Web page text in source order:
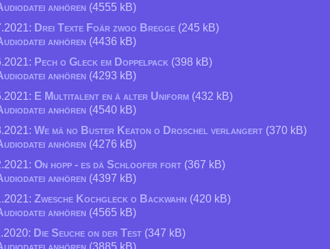
anhören (4555 kB)
Drei Texte Foär zwoo Bregge (245 kB)
anhören (4436 kB)
Pech o Gleck em Doppelpack (398 kB)
anhören (4293 kB)
E Multitalent en ä alter Uniform (432 kB)
anhören (4540 kB)
We mä no Buster Keaton o Droschel verlangert (370 kB)
anhören (4276 kB)
On hopp - es dä Schloofer fort (367 kB)
anhören (4397 kB)
Zwesche Kochgleck o Backwahn (420 kB)
anhören (4565 kB)
Die Seuche on der Test (347 kB)
anhören (3885 kB)